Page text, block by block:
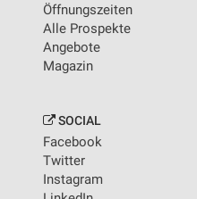
Öffnungszeiten
Alle Prospekte
Angebote
Magazin
SOCIAL
Facebook
Twitter
Instagram